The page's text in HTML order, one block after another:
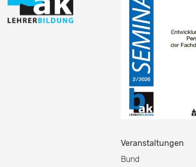
Veranstaltungen
Bund